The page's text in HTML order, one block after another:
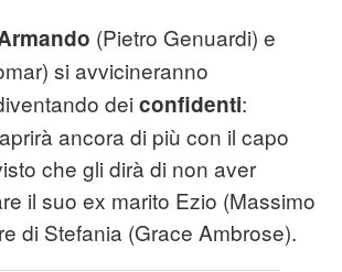
(Pietro Genuardi) e
si avvicineranno
dei confidenti:
ancora di più con il capo
che gli dirà di non aver
il suo ex marito Ezio (Massimo
di Stefania (Grace Ambrose).